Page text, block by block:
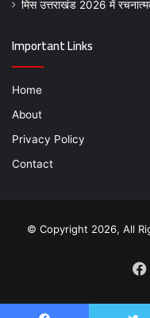
मिस उत्तराखंड 2026 में
Important Links
Home
About
Privacy Policy
Contact
© Copyright 2026, All